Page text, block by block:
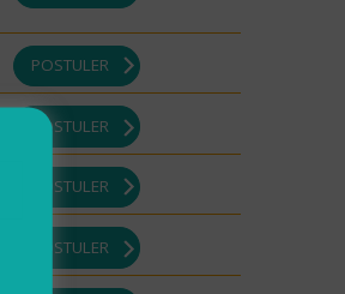
POSTULER
POSTULER
POSTULER
POSTULER